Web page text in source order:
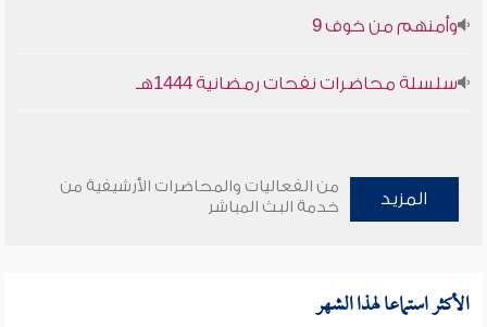
وأمنهم من خوف 9
سلسلة محاضرات نفحات رمضانية 1444هـ
المزيد
من الفعاليات والمحاضرات الأرشيفية من
خدمة البث المباشر
الأكثر استماعا لهذا الشهر